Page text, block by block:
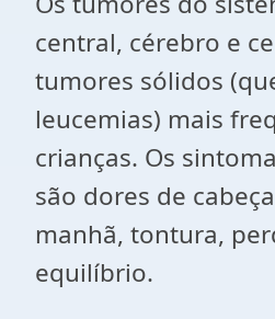
central, cérebro e
tumores sólidos
leucemias) mais
crianças. Os
são dores de
manhã, tontura,
equilíbrio.